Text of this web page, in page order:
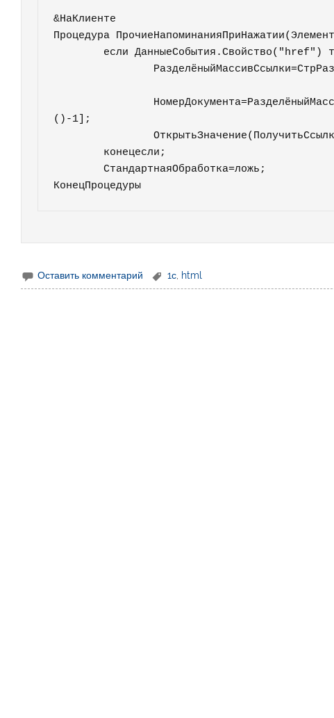
&НаКлиенте
Процедура
()-1];
		ОткрытьЗначение(ПолучитьСсылкуНаДокумент(НомерДокумента));
	СтандартнаяОбработка=ложь;
КонецПроцедуры
Оставить комментарий 1с html